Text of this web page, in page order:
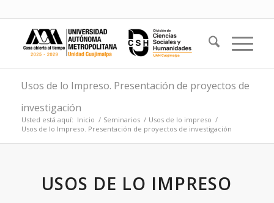
Usos de lo Impreso. Presentación de proyectos de
investigación
Usted está aquí: Inicio / Seminarios / Usos de lo impreso /
Usos de lo Impreso. Presentación de proyectos de investigación
USOS DE LO IMPRESO